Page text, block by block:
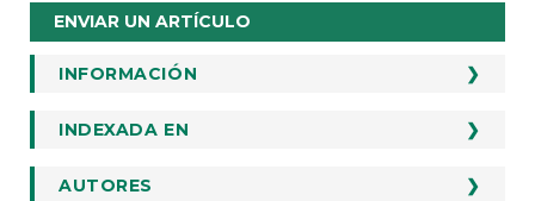
un
artículo
ENVIAR UN ARTÍCULO
INFORMACIÓN
Para lectores/as
INDEXADA EN
INDEXADA EN
Google Scholar
AUTORES
AUTORES